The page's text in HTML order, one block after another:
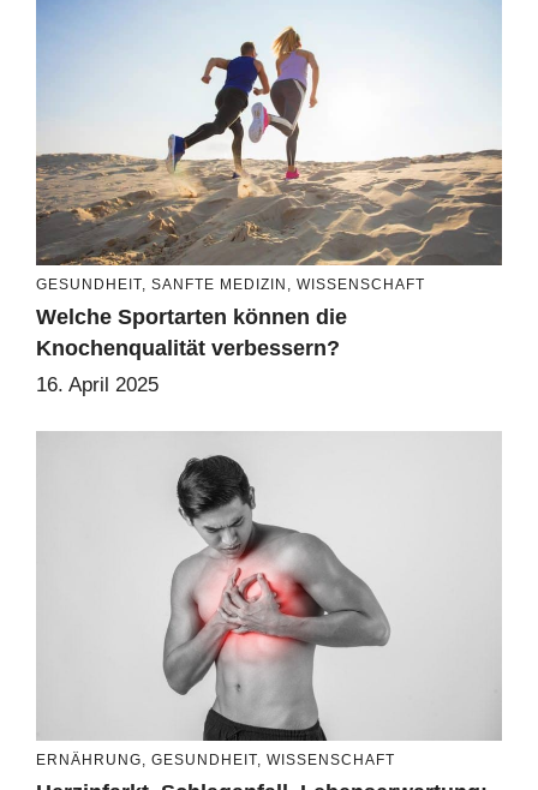
GESUNDHEIT, SANFTE MEDIZIN , WISSENSCHAFT
Welche Sportarten können die
Knochenqualität verbessern?
16. April 2025
ERNÄHRUNG, GESUNDHEIT, WISSENSCHAFT